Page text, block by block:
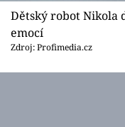
Dětský robot Nikola
emocí
Zdroj: Profimedia.cz